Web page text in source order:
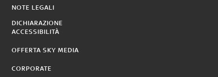
NOTE LEGALI
DICHIARAZIONE
ACCESSIBILITÀ
OFFERTA SKY MEDIA
CORPORATE